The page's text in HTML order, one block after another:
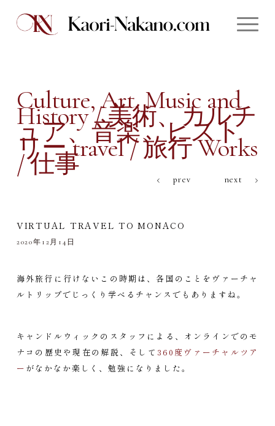
Culture, Art, Music and
History / 美術、カルチ
ュア、音楽、ヒスト
リー travel / 旅行 Works
/ 仕事
prev next
VIRTUAL TRAVEL TO MONACO
2020年12月14日
海外旅行に行けないこの時期は、各国のことをヴァーチャ
ルトリップでじっくり学べるチャンスでもありますね。
キャンドルウィックのスタッフによる、オンラインでのモ
ナコの歴史や現在の解説、そして 360度ヴァーチャルツア
ー がなかなか楽しく、勉強になりました。